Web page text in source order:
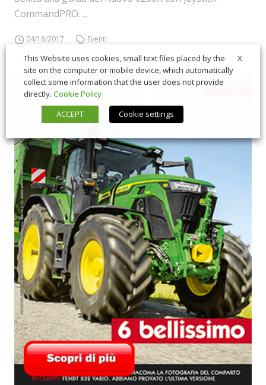
CommandPRO. ...
04/18/2017 Eventi
X
This Website uses cookies, small text files placed by the
site on the computer or mobile device, which automatically
collect some information that the user does not provide
directly. Cookie Policy
ACCEPT
Cookie settings